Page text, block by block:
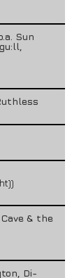
Sun
& the
Di-